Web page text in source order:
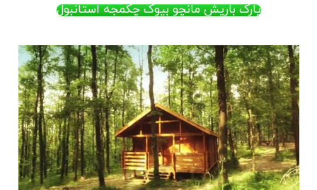
پارک باریش مانچو بیوک چکمجه استانبول